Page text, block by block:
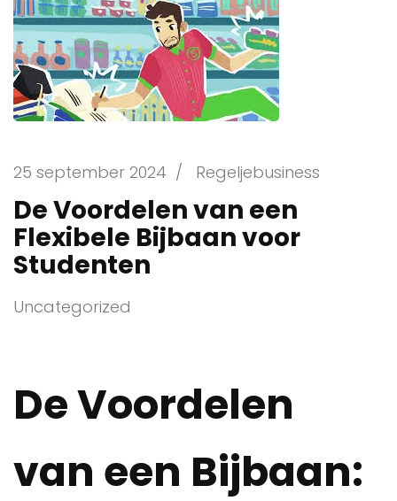
25 september 2024 / Regeljebusiness
De Voordelen van een
Flexibele Bijbaan voor
Studenten
Uncategorized
De Voordelen
van een Bijbaan: